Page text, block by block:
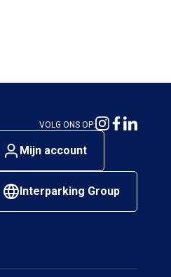
VOLG ONS OP:
Mijn account
Interparking Group